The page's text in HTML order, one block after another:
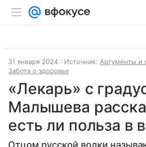
31 января 2024 Источник: Аргументы и
Забота о здоровье
«Лекарь» с
Малышева
есть ли польза в
Отцом русской водки